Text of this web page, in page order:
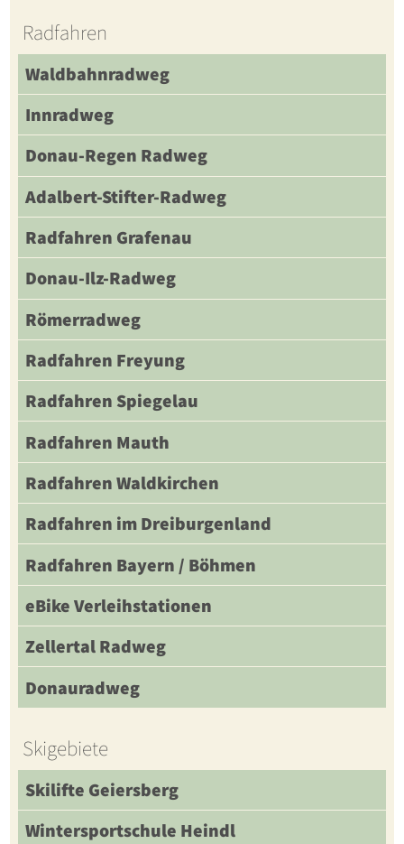
Radfahren
Waldbahnradweg
Innradweg
Donau-Regen Radweg
Adalbert-Stifter-Radweg
Radfahren Grafenau
Donau-Ilz-Radweg
Römerradweg
Radfahren Freyung
Radfahren Spiegelau
Radfahren Mauth
Radfahren Waldkirchen
Radfahren im Dreiburgenland
Radfahren Bayern / Böhmen
eBike Verleihstationen
Zellertal Radweg
Donauradweg
Skigebiete
Skilifte Geiersberg
Wintersportschule Heindl